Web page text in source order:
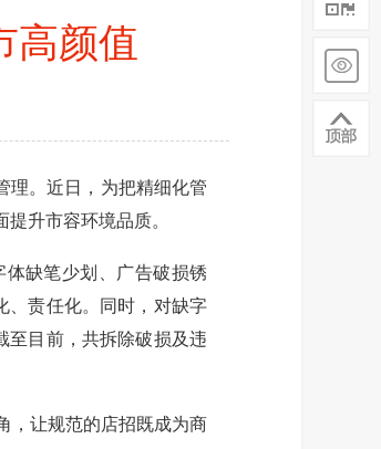
高颜值
。近日，为把精细化管
升市容环境品质。
缺笔少划、广告破损锈
、责任化。同时，对缺字
至目前，共拆除破损及违
，让规范的店招既成为商